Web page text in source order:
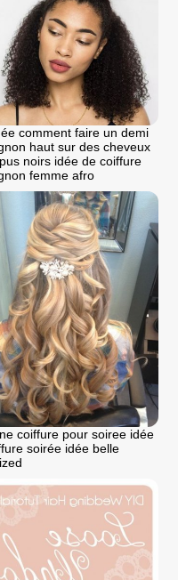
comment faire un demi
haut sur des cheveux
noirs idée de coiffure
femme afro
coiffure pour soiree idée
soirée idée belle